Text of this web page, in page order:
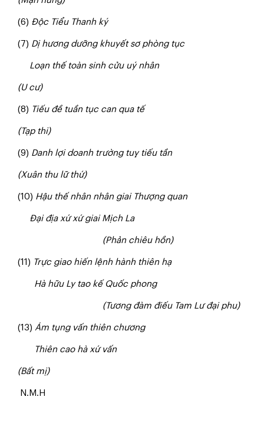
(6) Độc Tiểu Thanh ký
(7) Dị hương dưỡng khuyết sơ phòng tục
Loạn thế toàn sinh cửu uý nhân
(U cư)
(8) Tiếu đề tuần tục can qua tế
(Tạp thi)
(9) Danh lợi doanh trường tuỵ tiếu tần
(Xuân thu lữ thứ)
(10) Hậu thế nhân nhân giai Thượng quan
Đại địa xứ xứ giai Mịch La
(Phản chiêu hồn)
(11) Trực giao hiến lệnh hành thiên hạ
Hà hữu Ly tao kế Quốc phong
(Tương đàm điếu Tam Lư đại phu)
(13) Ám tụng vấn thiên chương
Thiên cao hà xứ vấn
(Bất mị)
N.M.H